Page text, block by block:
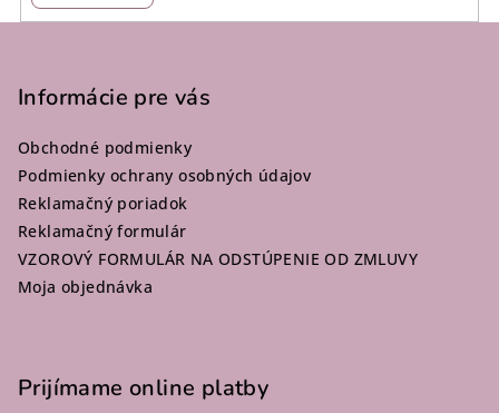
Informácie pre vás
Obchodné podmienky
Podmienky ochrany osobných údajov
Reklamačný poriadok
Reklamačný formulár
VZOROVÝ FORMULÁR NA ODSTÚPENIE OD ZMLUVY
Moja objednávka
Prijímame online platby